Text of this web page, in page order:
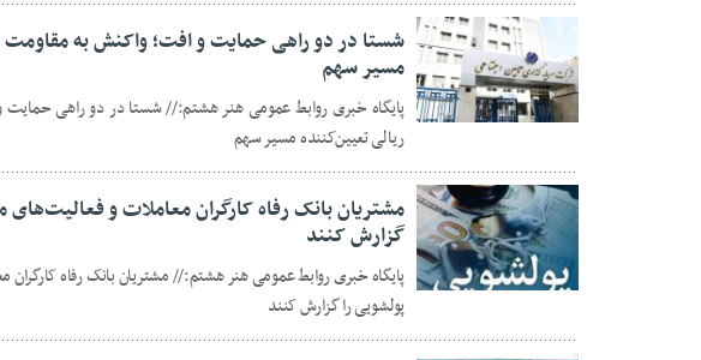
07 ژوئن 2026
مسیر سهم
ریالی تعیین‌کننده مسیر سهم
06 ژوئن 2026
مشتریان بانک رفاه کارگران معاملات و
گزارش کنند
پایگاه خبری روابط عمومی هنر هشتم:// مشتریان بانک رفاه
پولشویی را گزارش کنند